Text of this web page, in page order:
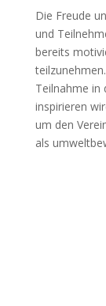
Die Freude
und
bereits
Teilnahme in
inspirieren
um den
als